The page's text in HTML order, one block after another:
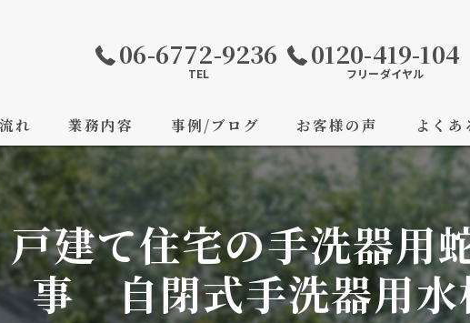
06-6772-9236
TEL
0120-419-104
フリーダイヤル
れ 業務内容 事例/ブログ お客様の声 よく
建て住宅の手洗器用
事 自閉式手洗器用水